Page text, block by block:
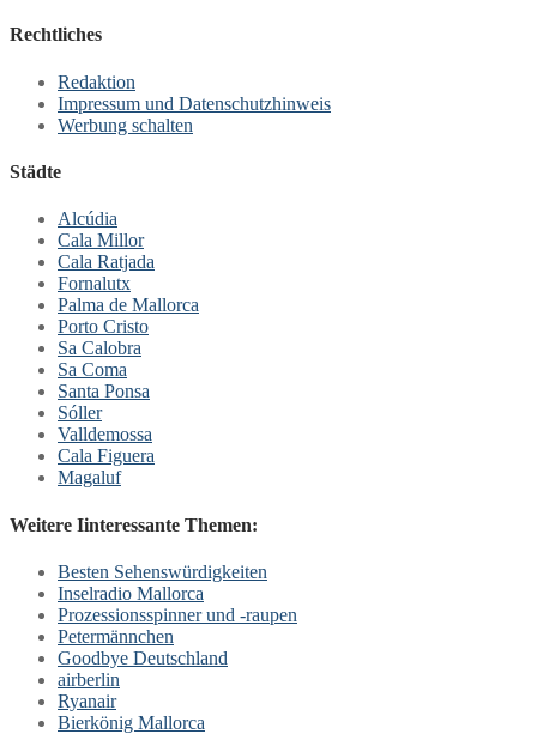
Rechtliches
Redaktion
Impressum und Datenschutzhinweis
Werbung schalten
Städte
Alcúdia
Cala Millor
Cala Ratjada
Fornalutx
Palma de Mallorca
Porto Cristo
Sa Calobra
Sa Coma
Santa Ponsa
Sóller
Valldemossa
Cala Figuera
Magaluf
Weitere Iinteressante Themen:
Besten Sehenswürdigkeiten
Inselradio Mallorca
Prozessionsspinner und -raupen
Petermännchen
Goodbye Deutschland
airberlin
Ryanair
Bierkönig Mallorca